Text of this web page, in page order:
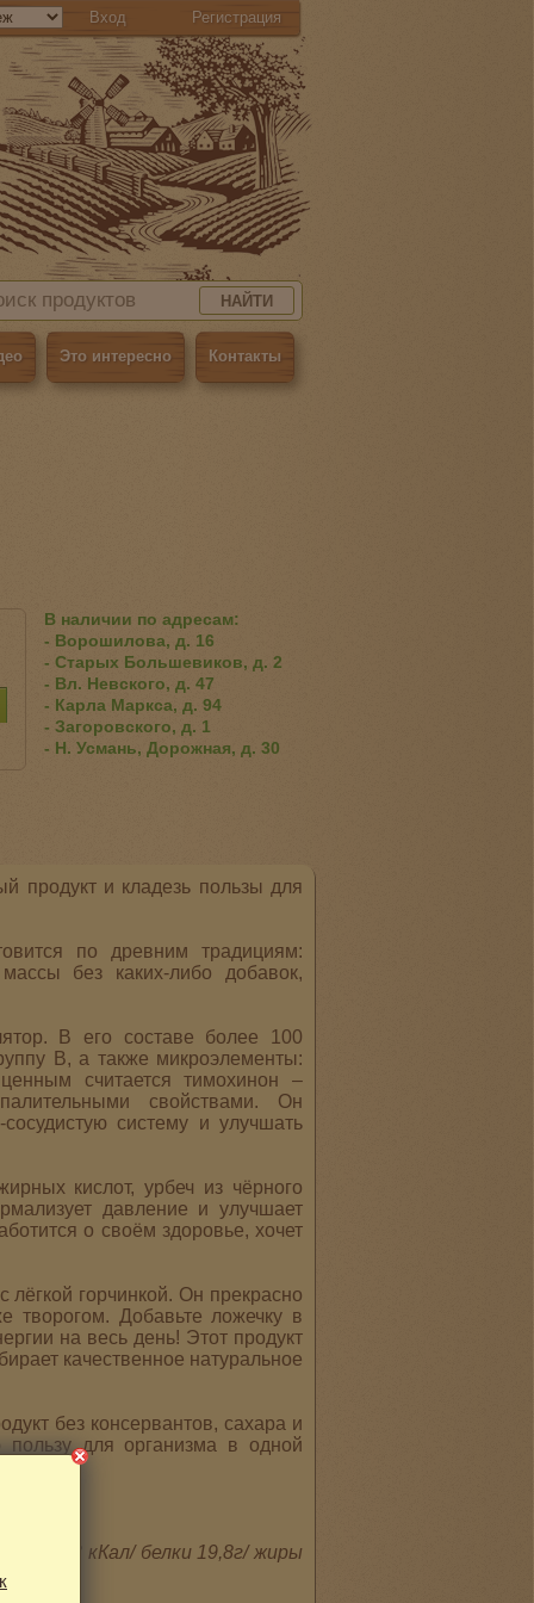
Это интересно Контакты
Вход Регистрация
НАЙТИ
В наличии по адресам:
- Ворошилова, д. 16
- Старых Большевиков, д. 2
- Вл. Невского, д. 47
- Карла Маркса, д. 94
- Загоровского, д. 1
- Н. Усмань, Дорожная, д. 30
продукт и кладезь пользы для
по древним традициям:
без каких-либо добавок,
В его составе более 100
В, а также микроэлементы:
считается тимохинон –
свойствами. Он
систему и улучшать
кислот, урбеч из чёрного
давление и улучшает
о своём здоровье, хочет
горчинкой. Он прекрасно
Добавьте ложечку в
на весь день! Этот продукт
качественное натуральное
без консервантов, сахара и
пользу для организма в одной
333 кКал/ белки 19,8г/ жиры